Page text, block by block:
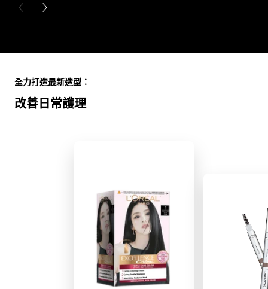
PREVIOUS CARD
NEXT CARD
改善日常護理
全力打造最新造型：